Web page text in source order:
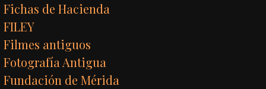
Fichas de Hacienda
FILEY
Filmes antiguos
Fotografía Antigua
Fundación de Mérida